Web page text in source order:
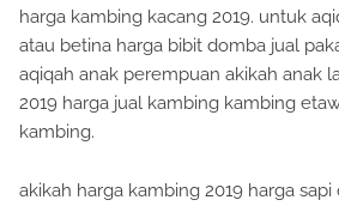
harga kambing kacang 2019. untuk
atau betina harga bibit domba jual
aqiqah anak perempuan akikah anak
2019 harga jual kambing kambing
kambing.
akikah harga kambing 2019 harga